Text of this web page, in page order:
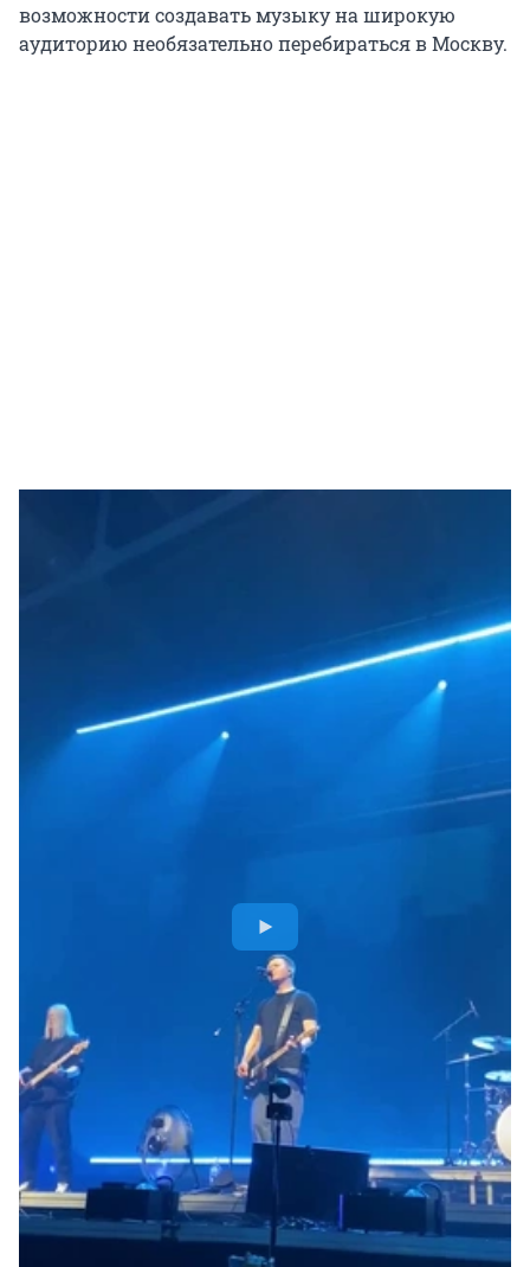
возможности создавать музыку на широкую
аудиторию необязательно перебираться в Москву.